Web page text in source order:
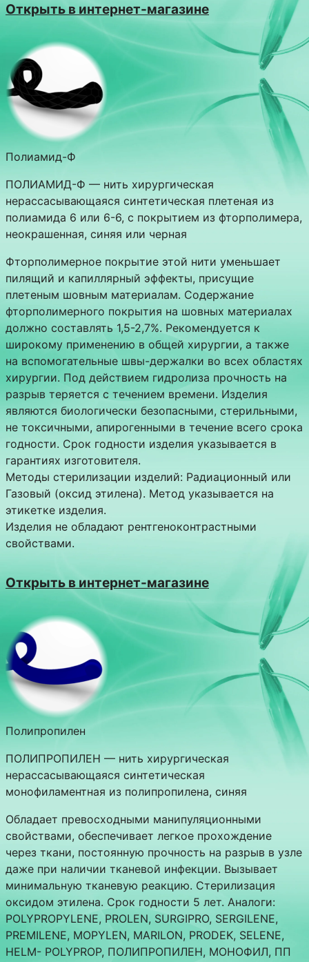
Открыть в интернет-магазине
Полиамид-Ф
ПОЛИАМИД-Ф — нить хирургическая
нерассасывающаяся синтетическая плетеная из
полиамида 6 или 6-6, с покрытием из фторполимера,
неокрашенная, синяя или черная
Фторполимерное покрытие этой нити уменьшает
пилящий и капиллярный эффекты, присущие
плетеным шовным материалам. Содержание
фторполимерного покрытия на шовных материалах
должно составлять 1,5-2,7%. Рекомендуется к
широкому применению в общей хирургии, а также
на вспомогательные швы-держалки во всех областях
хирургии. Под действием гидролиза прочность на
разрыв теряется с течением времени. Изделия
являются биологически безопасными, стерильными,
не токсичными, апирогенными в течение всего срока
годности. Срок годности изделия указывается в
гарантиях изготовителя.
Методы стерилизации изделий: Радиационный или
Газовый (оксид этилена). Метод указывается на
этикетке изделия.
Изделия не обладают рентгеноконтрастными
свойствами.
Открыть в интернет-магазине
Полипропилен
ПОЛИПРОПИЛЕН — нить хирургическая
нерассасывающаяся синтетическая
монофиламентная из полипропилена, синяя
Обладает превосходными манипуляционными
свойствами, обеспечивает легкое прохождение
через ткани, постоянную прочность на разрыв в узле
даже при наличии тканевой инфекции. Вызывает
минимальную тканевую реакцию. Стерилизация
оксидом этилена. Срок годности 5 лет. Аналоги:
POLYPROPYLENE, PROLEN, SURGIPRO, SERGILENE,
PREMILENE, MOPYLEN, MARILON, PRODEK, SELENE,
HELM- POLYPROP, ПОЛИПРОПИЛЕН, МОНОФИЛ, ПП